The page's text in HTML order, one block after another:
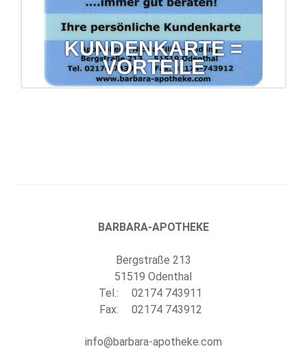
mehr erfahren...
KUNDENKARTE =
VORTEILE
BARBARA-APOTHEKE
Bergstraße 213
51519 Odenthal
Tel.:
02174 743911
Fax:
02174 743912
info@barbara-apotheke.com